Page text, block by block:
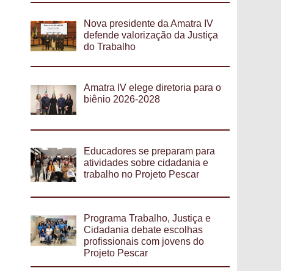
Nova presidente da Amatra IV
defende valorização da Justiça
do Trabalho
Amatra IV elege diretoria para o
biênio 2026-2028
Educadores se preparam para
atividades sobre cidadania e
trabalho no Projeto Pescar
Programa Trabalho, Justiça e
Cidadania debate escolhas
profissionais com jovens do
Projeto Pescar